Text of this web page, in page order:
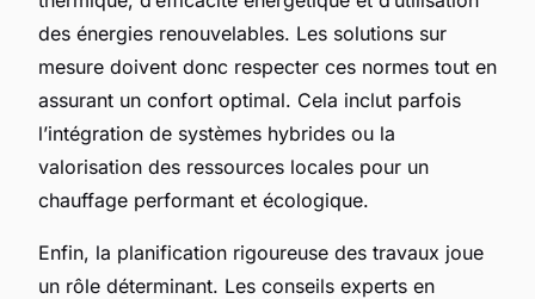
des énergies renouvelables. Les solutions sur
mesure doivent donc respecter ces normes tout en
assurant un confort optimal. Cela inclut parfois
l’intégration de systèmes hybrides ou la
valorisation des ressources locales pour un
chauffage performant et écologique.
Enfin, la planification rigoureuse des travaux joue
un rôle déterminant. Les conseils experts en